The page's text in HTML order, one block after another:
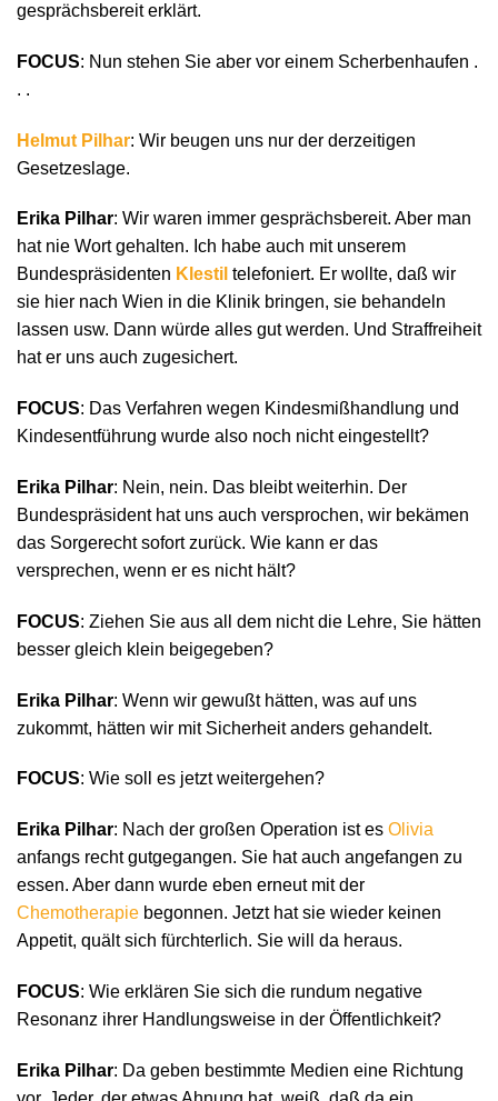
gesprächsbereit erklärt.
FOCUS: Nun stehen Sie aber vor einem Scherbenhaufen .
. .
Helmut Pilhar: Wir beugen uns nur der derzeitigen
Gesetzeslage.
Erika Pilhar: Wir waren immer gesprächsbereit. Aber man
hat nie Wort gehalten. Ich habe auch mit unserem
Bundespräsidenten Klestil telefoniert. Er wollte, daß wir
sie hier nach Wien in die Klinik bringen, sie behandeln
lassen usw. Dann würde alles gut werden. Und Straffreiheit
hat er uns auch zugesichert.
FOCUS: Das Verfahren wegen Kindesmißhandlung und
Kindesentführung wurde also noch nicht eingestellt?
Erika Pilhar: Nein, nein. Das bleibt weiterhin. Der
Bundespräsident hat uns auch versprochen, wir bekämen
das Sorgerecht sofort zurück. Wie kann er das
versprechen, wenn er es nicht hält?
FOCUS: Ziehen Sie aus all dem nicht die Lehre, Sie hätten
besser gleich klein beigegeben?
Erika Pilhar: Wenn wir gewußt hätten, was auf uns
zukommt, hätten wir mit Sicherheit anders gehandelt.
FOCUS: Wie soll es jetzt weitergehen?
Erika Pilhar: Nach der großen Operation ist es Olivia
anfangs recht gutgegangen. Sie hat auch angefangen zu
essen. Aber dann wurde eben erneut mit der
Chemotherapie begonnen. Jetzt hat sie wieder keinen
Appetit, quält sich fürchterlich. Sie will da heraus.
FOCUS: Wie erklären Sie sich die rundum negative
Resonanz ihrer Handlungsweise in der Öffentlichkeit?
Erika Pilhar: Da geben bestimmte Medien eine Richtung